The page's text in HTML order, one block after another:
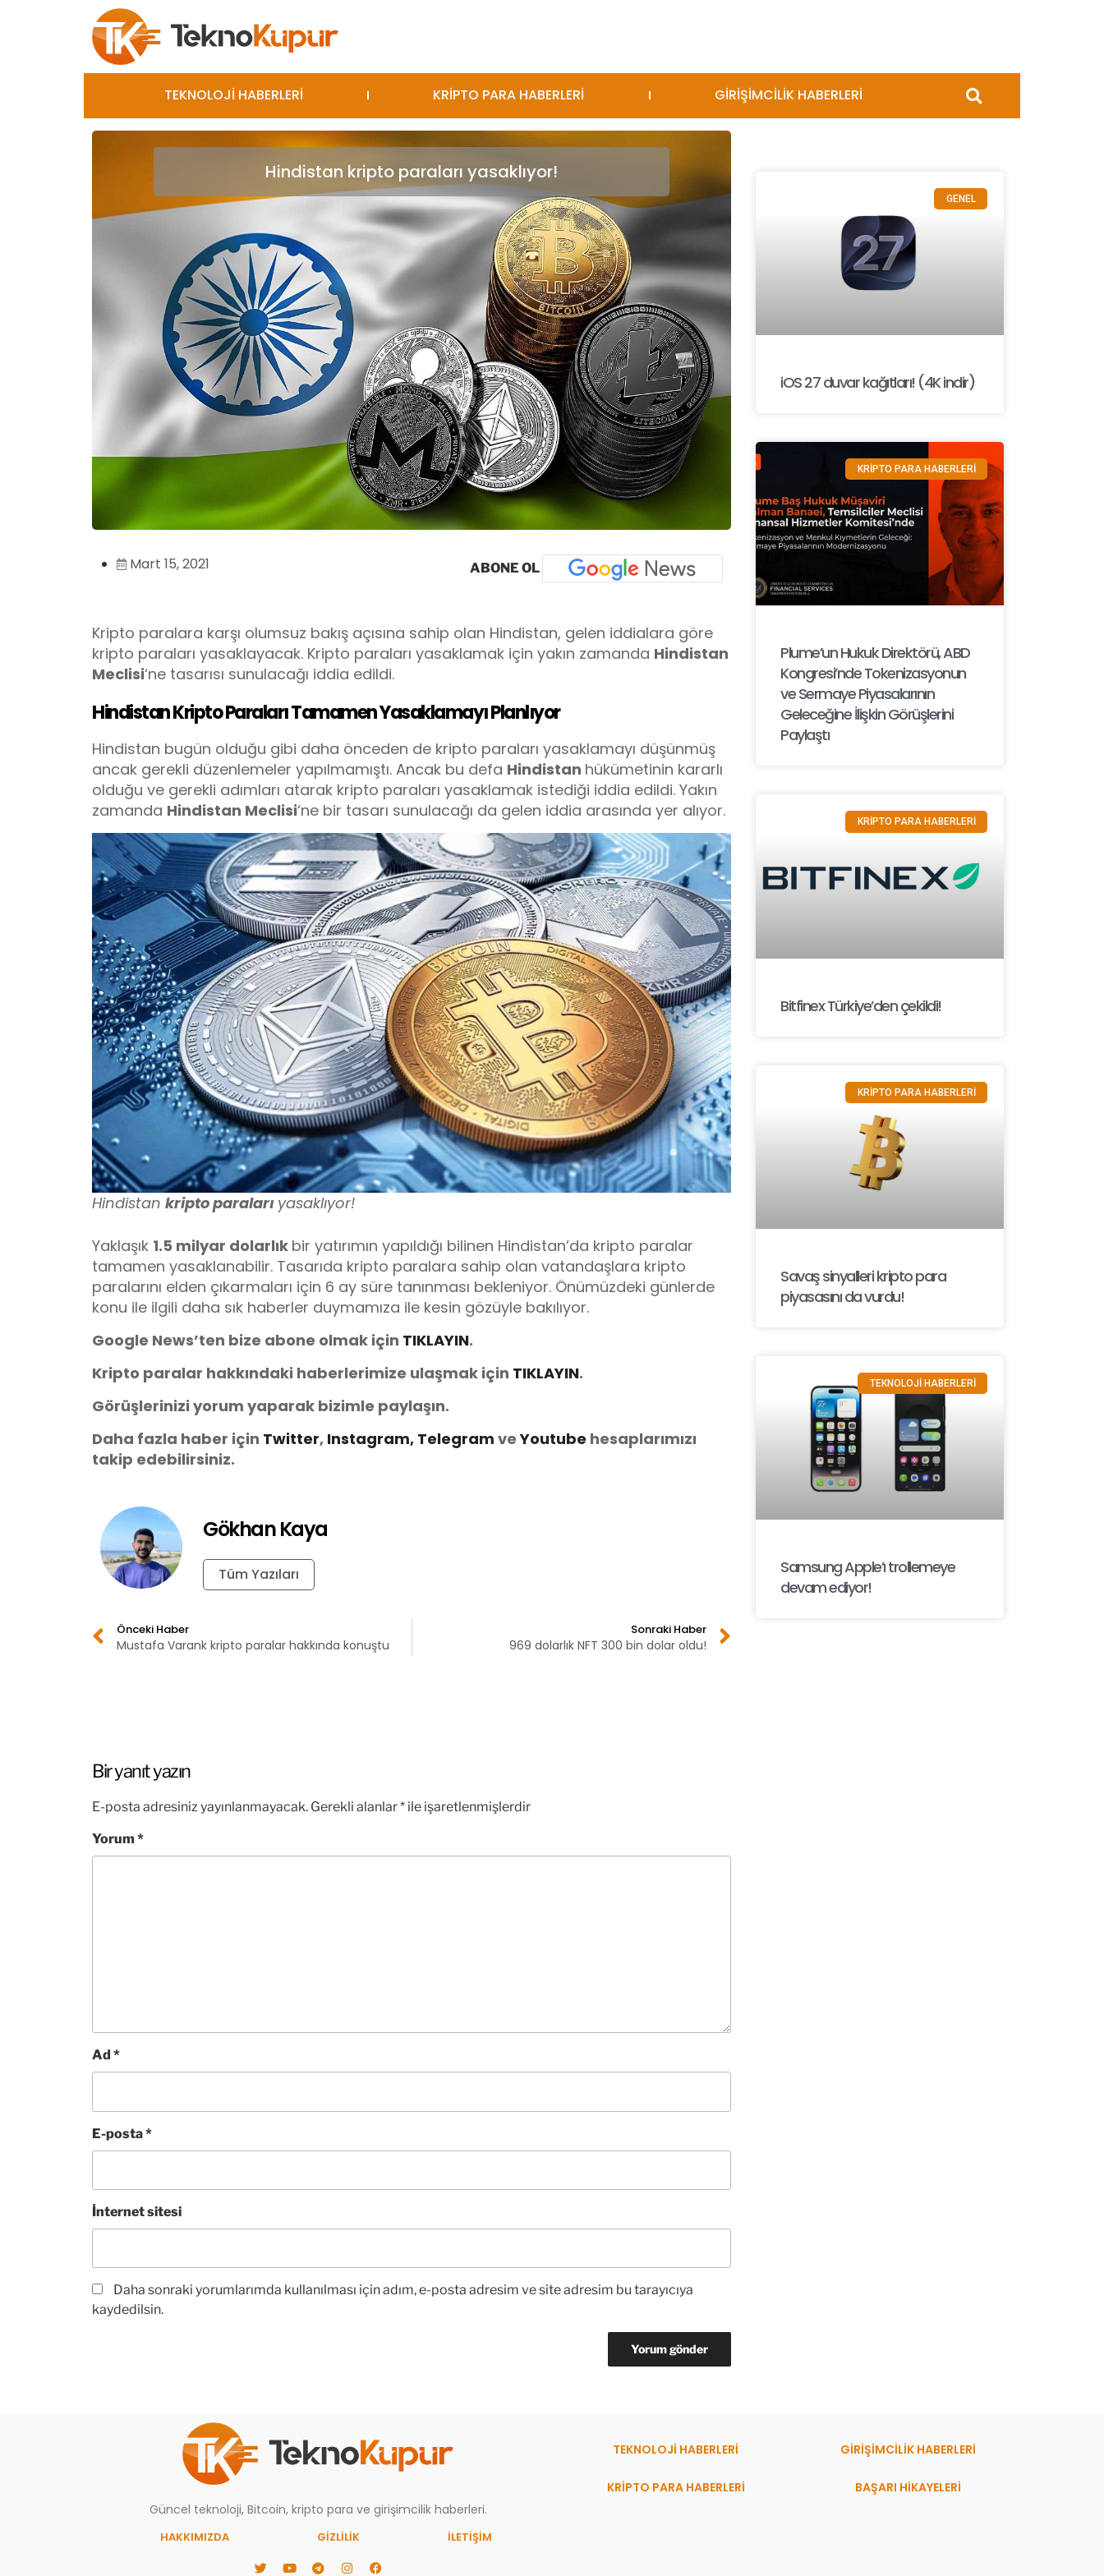
TEKNOLOJİ HABERLERİ KRİPTO PARA HABERLERİ GİRİŞİMCİLİK HABERLERİ
Hindistan kripto paraları yasaklıyor!
Mart 15, 2021 ABONE OL
Kripto paralara karşı olumsuz bakış açısına sahip olan Hindistan, gelen iddialara göre
kripto paraları yasaklayacak. Kripto paraları yasaklamak için yakın zamanda Hindistan
Meclisi‘ne tasarısı sunulacağı iddia edildi.
Hindistan Kripto Paraları Tamamen Yasaklamayı Planlıyor
Hindistan bugün olduğu gibi daha önceden de kripto paraları yasaklamayı düşünmüş
ancak gerekli düzenlemeler yapılmamıştı. Ancak bu defa Hindistan hükümetinin kararlı
olduğu ve gerekli adımları atarak kripto paraları yasaklamak istediği iddia edildi. Yakın
zamanda Hindistan Meclisi‘ne bir tasarı sunulacağı da gelen iddia arasında yer alıyor.
Hindistan kripto paraları yasaklıyor!
Yaklaşık 1.5 milyar dolarlık bir yatırımın yapıldığı bilinen Hindistan’da kripto paralar
tamamen yasaklanabilir. Tasarıda kripto paralara sahip olan vatandaşlara kripto
paralarını elden çıkarmaları için 6 ay süre tanınması bekleniyor. Önümüzdeki günlerde
konu ile ilgili daha sık haberler duymamıza ile kesin gözüyle bakılıyor.
Google News’ten bize abone olmak için TIKLAYIN.
Kripto paralar hakkındaki haberlerimize ulaşmak için TIKLAYIN.
Görüşlerinizi yorum yaparak bizimle paylaşın.
Daha fazla haber için Twitter, Instagram, Telegram veYoutube hesaplarımızı
takip edebilirsiniz.
Gökhan Kaya
Tüm Yazıları
Önceki Haber
Mustafa Varank kripto paralar hakkında konuştu
Sonraki Haber
969 dolarlık NFT 300 bin dolar oldu!
Bir yanıt yazın
E-posta adresiniz yayınlanmayacak. Gerekli alanlar* ile işaretlenmişlerdir
Yorum *
Ad *
E-posta*
İnternet sitesi
Daha sonraki yorumlarımda kullanılması için adım, e-posta adresim ve site adresim bu tarayıcıya
kaydedilsin.
GENEL
iOS 27 duvar kağıtları! (4K indir)
KRİPTO PARA HABERLERİ
Plume’un Hukuk Direktörü, ABD
Kongresi’nde Tokenizasyonun
ve Sermaye Piyasalarının
Geleceğine İlişkin Görüşlerini
Paylaştı
KRİPTO PARA HABERLERİ
Bitfinex Türkiye’den çekildi!
KRİPTO PARA HABERLERİ
Savaş sinyalleri kripto para
piyasasını da vurdu!
TEKNOLOJİ HABERLERİ
Samsung Apple’ı trollemeye
devam ediyor!
Güncel teknoloji, Bitcoin, kripto para ve girişimcilik haberleri.
HAKKIMIZDA GIZLILIK İLETİŞİM
TEKNOLOJİ HABERLERİ
KRİPTO PARA HABERLERİ
GİRİŞİMCİLİK HABERLERİ
BAŞARI HIKAYELERI